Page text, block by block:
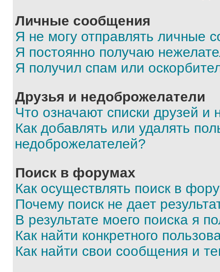
Личные сообщения
Я не могу отправлять личные
Я постоянно получаю
Я получил спам или
Друзья и недоброжелатели
Что означают списки друзей и
Как добавлять или удалять
недоброжелателей?
Поиск в форумах
Как осуществлять поиск в
Почему поиск не дает
В результате моего поиска я
Как найти конкретного
Как найти свои сообщения и